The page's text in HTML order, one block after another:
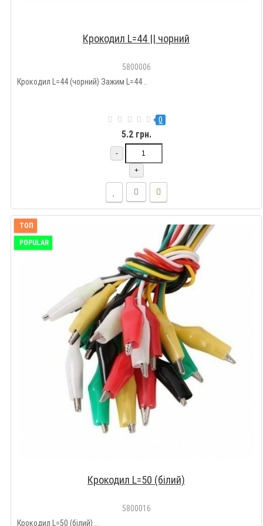
Крокодил L=44 || чорний
5800006
Крокодил L=44 (чорний) Зажим L=44 ..
0
5.2 грн.
-
+
ТОП
POPULAR
Крокодил L=50 (білий)
5800016
Крокодил L=50 (білий) ..